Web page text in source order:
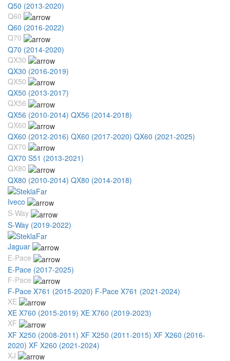
Q50 (2013-2020)
Q60
Q60 (2016-2022)
Q70
Q70 (2014-2020)
QX30
QX30 (2016-2019)
QX50
QX50 (2013-2017)
QX56
QX56 (2010-2014) QX56 (2014-2018)
QX60
QX60 (2012-2016) QX60 (2017-2020) QX60 (2021-2025)
QX70
QX70 S51 (2013-2021)
QX80
QX80 (2010-2014) QX80 (2014-2018)
Iveco
S-Way
S-Way (2019-2022)
Jaguar
E-Pace
E-Pace (2017-2025)
F-Pace
F-Pace X761 (2015-2020) F-Pace X761 (2021-2024)
XE
XE X760 (2015-2019) XE X760 (2019-2023)
XF
XF X250 (2008-2011) XF X250 (2011-2015) XF X260 (2016-
2020) XF X260 (2021-2024)
XJ